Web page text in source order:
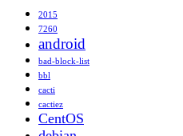
2015
7260
android
bad-block-list
bbl
cacti
cactiez
CentOS